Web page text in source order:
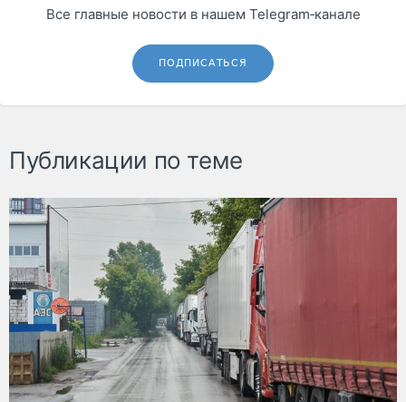
Все главные новости в нашем Telegram‑канале
ПОДПИСАТЬСЯ
Публикации по теме